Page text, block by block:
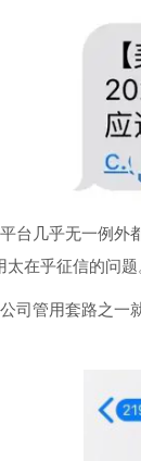
台几乎无一例外
在乎征信的问题
司管用套路之一